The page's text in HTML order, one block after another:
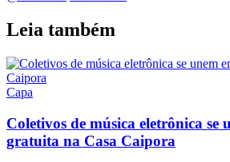
Leia também
Capa
Coletivos de música eletrônica se
gratuita na Casa Caipora